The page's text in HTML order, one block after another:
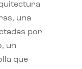
una
por
un
que